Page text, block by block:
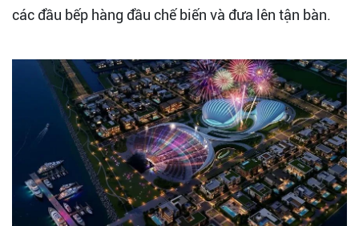
các đầu bếp hàng đầu chế biến và đưa lên tận bàn.